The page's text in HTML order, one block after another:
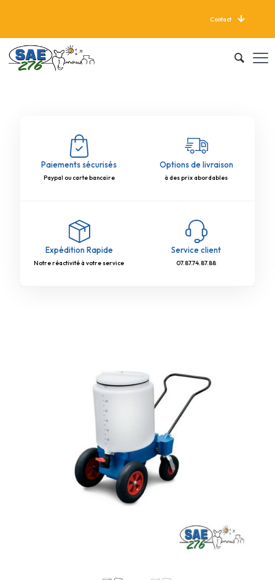
Paiements sécurisés
Paypal ou carte bancaire
Options de livraison
à des prix abordables
Expédition Rapide
Notre réactivité à votre service
Service client
07.87.74.87.88